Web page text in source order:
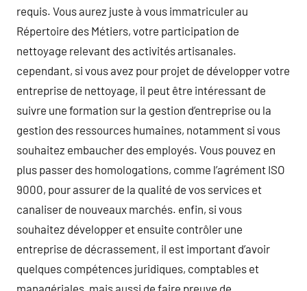
requis. Vous aurez juste à vous immatriculer au
Répertoire des Métiers, votre participation de
nettoyage relevant des activités artisanales.
cependant, si vous avez pour projet de développer votre
entreprise de nettoyage, il peut être intéressant de
suivre une formation sur la gestion d’entreprise ou la
gestion des ressources humaines, notamment si vous
souhaitez embaucher des employés. Vous pouvez en
plus passer des homologations, comme l’agrément ISO
9000, pour assurer de la qualité de vos services et
canaliser de nouveaux marchés. enfin, si vous
souhaitez développer et ensuite contrôler une
entreprise de décrassement, il est important d’avoir
quelques compétences juridiques, comptables et
managériales, mais aussi de faire preuve de